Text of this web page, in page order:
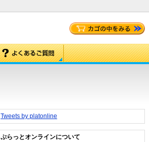
Tweets by platonline
ぷらっとオンラインについて